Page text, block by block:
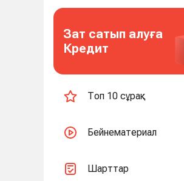
Зат сатып алуға
Кредит
Топ 10 сұрақ
Бейнематериал
Шарттар